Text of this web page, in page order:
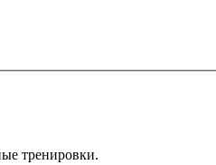
тренировки.